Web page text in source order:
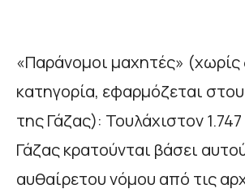
«Παράνομοι μαχητές» (χωρίς
κατηγορία, εφαρμόζεται
της Γάζας): Τουλάχιστον
Γάζας κρατούνται βάσει
αυθαίρετου νόμου από τις